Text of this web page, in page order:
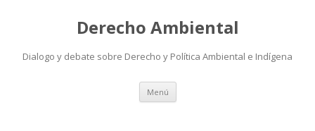
Derecho Ambiental
Dialogo y debate sobre Derecho y Política Ambiental e Indígena
Menú Ir
contenido